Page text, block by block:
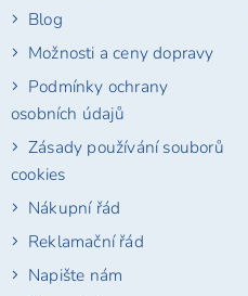
Blog
Možnosti a ceny dopravy
Podmínky ochrany
osobních údajů
Zásady používání souborů
cookies
Nákupní řád
Reklamační řád
Napište nám